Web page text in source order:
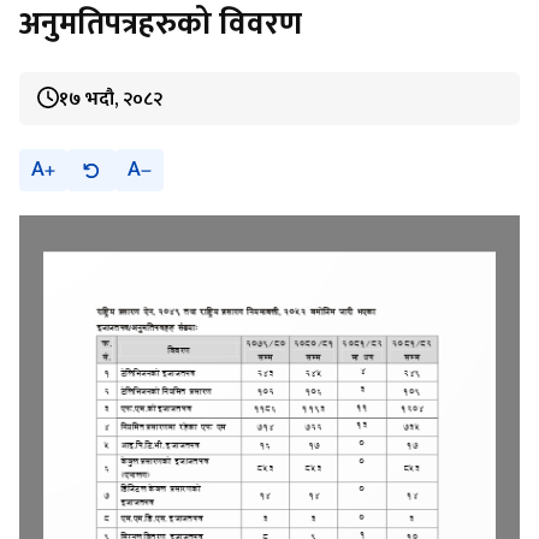
अनुमतिपत्रहरुको विवरण
१७ भदौ, २०८२
A A